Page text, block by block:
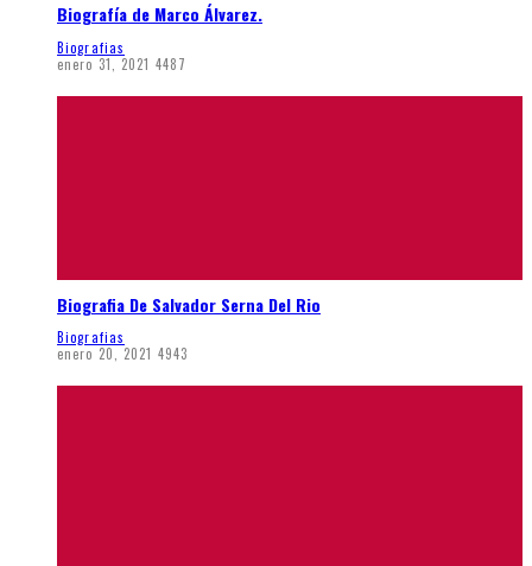
Biografía de Marco Álvarez.
Biografias
enero 31, 2021 4487
Biografia De Salvador Serna Del Rio
Biografias
enero 20, 2021 4943